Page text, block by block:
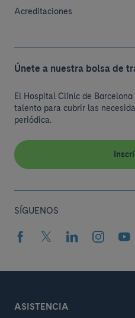
Acreditaciones
Únete a nuestra bolsa de
El Hospital Clínic de
talento para cubrir las
periódica.
SÍGUENOS
ASISTENCIA